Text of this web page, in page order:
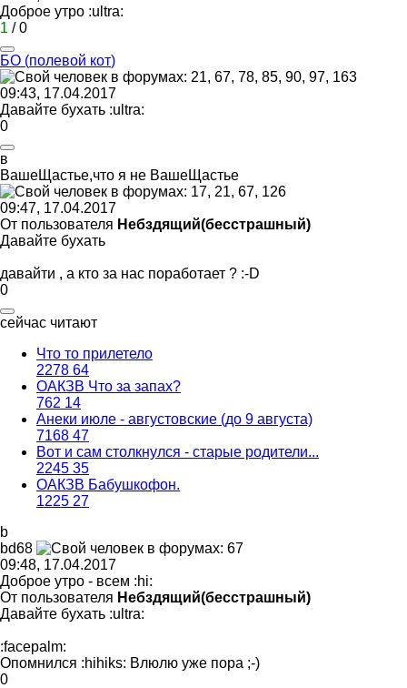
Доброе утро :ultra:
1 /0
БО (полевой кот)
09:43, 17.04.2017
Давайте бухать :ultra:
0
в
ВашеЩастье,что я не ВашеЩастье
09:47, 17.04.2017
От пользователя Небздящий(бесстрашный)
Давайте бухать
давайти , а кто за нас поработает ? :-D
0
сейчас читают
Что то прилетело
2278 64
ОАКЗВ Что за запах?
762 14
Анеки июле - августовские (до 9 августа)
7168 47
Вот и сам столкнулся - старые родители...
2245 35
ОАКЗВ Бабушкофон.
1225 27
b
bd68
09:48, 17.04.2017
Доброе утро - всем :hi:
От пользователя Небздящий(бесстрашный)
Давайте бухать :ultra:
:facepalm:
Опомнился :hihiks: Влюлю уже пора ;-)
0